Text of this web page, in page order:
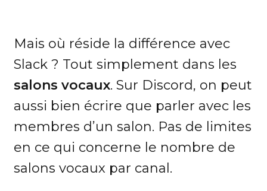
Mais où réside la différence avec
Slack ? Tout simplement dans les
salons vocaux. Sur Discord, on peut
aussi bien écrire que parler avec les
membres d’un salon. Pas de limites
en ce qui concerne le nombre de
salons vocaux par canal.